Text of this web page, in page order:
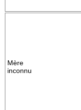
Mère
inconnu